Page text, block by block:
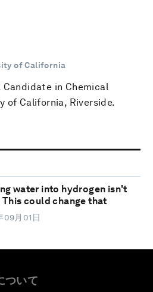
of California
Candidate in Chemical
of California, Riverside.
water into hydrogen isn't
This could change that
09月01日
ついて